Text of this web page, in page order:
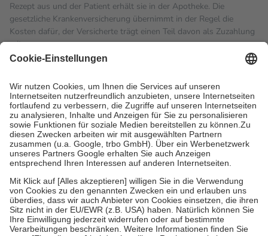
Rezept aus und der Patient erhält sie in der Apotheke. Die
gesetzliche Krankenversicherung übernimmt in der Regel die
Kosten dafür, der Versicherte trägt einen Teil davon als Zuzahlung
mit.
Grundsätzlich leisten Mitglieder Zuzahlungen in Höhe von zehn
höchstens zehn Euro.
Es sind jedoch nie mehr als die
tatsächlichen Kosten der Leistung zu entrichten.
Diese Regeln gelten grundsätzlich auch für Online-Apotheken.
Bei Heilmitteln und häuslicher Krankenpflege beträgt die
Zuzahlung zehn Prozent der Kosten sowie zehn Euro je
Verordnung.
Um das Engagement der Versicherten für ihre eigene Gesundheit
zu stärken und die besondere Stellung der Familie zu unterstützen,
fallenkeine Zuzahlungenan bei:
• Kindern und Jugendlichen bis zum vollendeten 18. Lebensjahr
mit Ausnahme der Fahrkosten
• Untersuchungen zur Vorsorge und Früherkennung, die von der
GKV getragen werden